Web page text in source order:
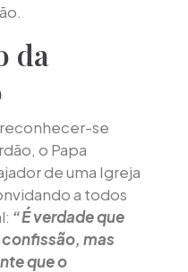
da
se
o Papa
de uma Igreja
a todos
“É verdade que
mas
que o